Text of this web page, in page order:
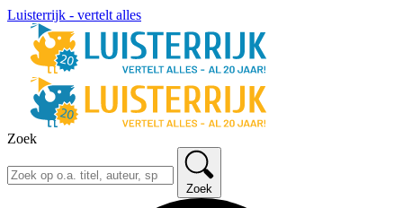
Luisterrijk - vertelt alles
Zoek
Zoek